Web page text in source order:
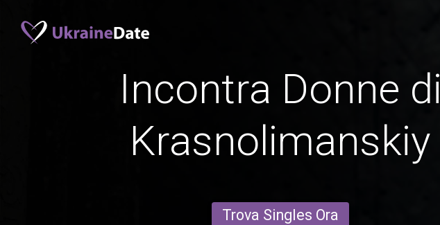
Incontra Donne di
Krasnolimanskiy
Trova Singles Ora